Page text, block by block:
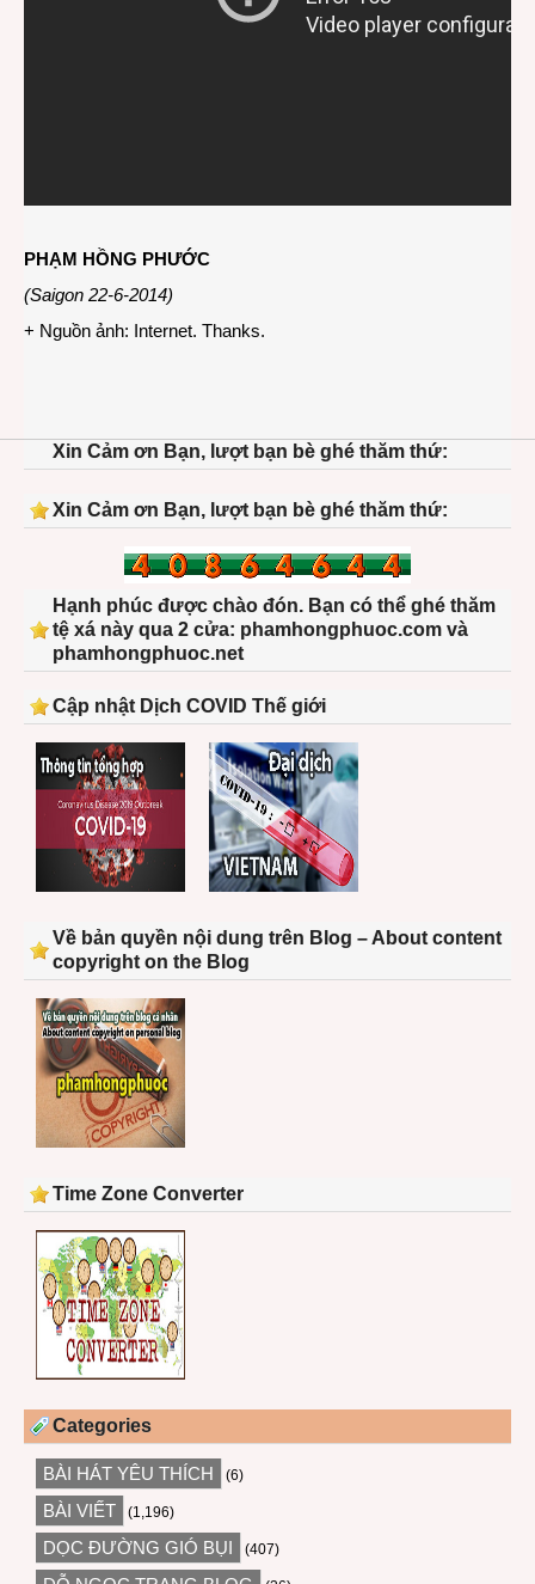
PHẠM HỒNG PHƯỚC
(Saigon 22-6-2014)
+ Nguồn ảnh: Internet. Thanks.
Xin Cảm ơn Bạn, lượt bạn bè ghé thăm thứ:
Xin Cảm ơn Bạn, lượt bạn bè ghé thăm thứ:
Hạnh phúc được chào đón. Bạn có thể ghé thăm
tệ xá này qua 2 cửa: phamhongphuoc.com và
phamhongphuoc.net
Cập nhật Dịch COVID Thế giới
Về bản quyền nội dung trên Blog – About content
copyright on the Blog
Time Zone Converter
Categories
BÀI HÁT YÊU THÍCH (6)
BÀI VIẾT (1,196)
DỌC ĐƯỜNG GIÓ BỤI (407)